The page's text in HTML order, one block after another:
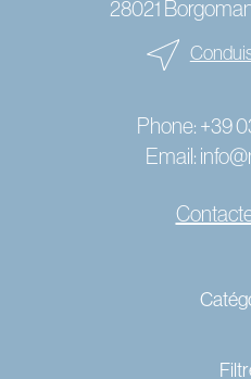
28021
Phone: +39
Email:
© 2024 Copyright MCM
-